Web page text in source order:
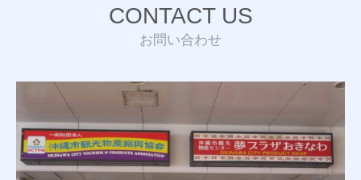
CONTACT US
お問い合わせ